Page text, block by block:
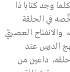
وجد كتابا ذا
في الحلقة
والانفتاح العصريَّ
الدرس عند
حلقه، داعين من